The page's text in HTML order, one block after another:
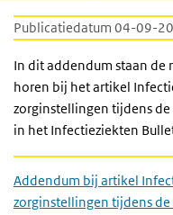
Publicatiedatum 04-09-
In dit addendum staan de
horen bij het artikel
zorginstellingen tijdens
in het Infectieziekten
Addendum bij artikel
zorginstellingen tijdens